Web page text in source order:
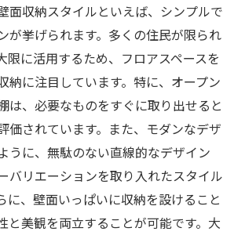
住まいに適した壁面収納の導入法
ションで実現する大阪府の住まい
による大阪府の住環境の改善事例
住宅トレンドと壁面収納の役割
ションによる住まいの変革と壁面
のリノベーション壁面収納アイデ
面収納スタイルといえば、シンプルで
が挙げられます。多くの住民が限られ
限に活用するため、フロアスペースを
納に注目しています。特に、オープン
は、必要なものをすぐに取り出せると
価されています。また、モダンなデザ
うに、無駄のない直線的なデザイン
バリエーションを取り入れたスタイル
に、壁面いっぱいに収納を設けること
と美観を両立することが可能です。大